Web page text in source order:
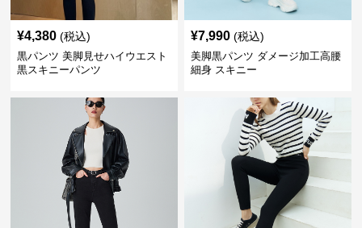
¥4,380 (税込)
黒パンツ 美脚見せハイウエスト
黒スキニーパンツ
¥7,990 (税込)
美脚黒パンツ ダメージ加工高腰
細身 スキニー